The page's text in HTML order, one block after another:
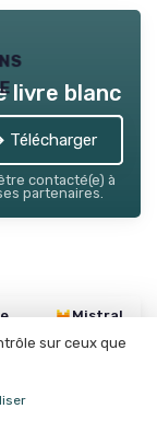
livre blanc
Télécharger
contacté(e) à
partenaires.
Mistral
de
sur ceux que